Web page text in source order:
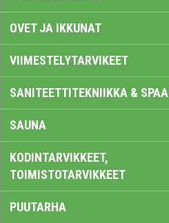
OVET JA IKKUNAT
VIIMESTELYTARVIKEET
SANITEETTITEKNIIKKA & SPAA
SAUNA
KODINTARVIKKEET,
TOIMISTOTARVIKKEET
PUUTARHA